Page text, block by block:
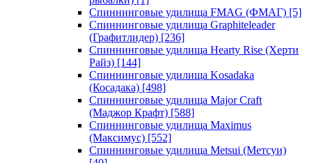
Спиннинговые удилища FMAG (ФМАГ) [5]
Спиннинговые удилища Graphiteleader
(Графитлидер) [236]
Спиннинговые удилища Hearty Rise (Херти
Райз) [144]
Спиннинговые удилища Kosadaka
(Косадака) [498]
Спиннинговые удилища Major Craft
(Маджор Крафт) [588]
Спиннинговые удилища Maximus
(Максимус) [552]
Спиннинговые удилища Metsui (Метсуи)